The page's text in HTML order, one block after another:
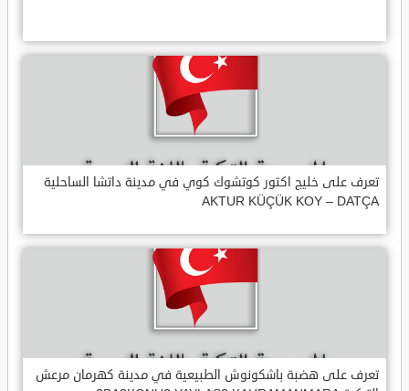
تعرف على خليج اكتور كوتشوك كوي في مدينة داتشا الساحلية
AKTUR KÜÇÜK KOY – DATÇA
تعرف على هضبة باشكونوش الطبيعية في مدينة كهرمان مرعش